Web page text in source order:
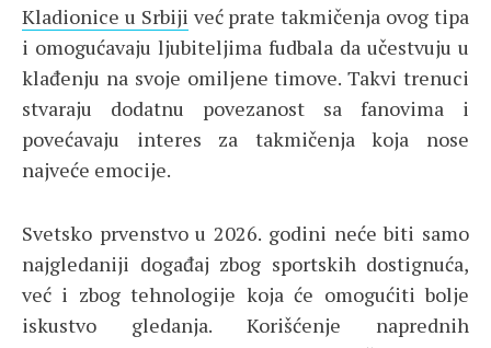
Kladionice u Srbiji već prate takmičenja ovog tipa
i omogućavaju ljubiteljima fudbala da učestvuju u
klađenju na svoje omiljene timove. Takvi trenuci
stvaraju dodatnu povezanost sa fanovima i
povećavaju interes za takmičenja koja nose
najveće emocije.
Svetsko prvenstvo u 2026. godini neće biti samo
najgledaniji događaj zbog sportskih dostignuća,
već i zbog tehnologije koja će omogućiti bolje
iskustvo gledanja. Korišćenje naprednih